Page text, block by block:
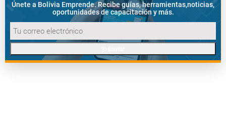
Únete a Bolivia Emprende. Recibe guías, herramientas,noticias,
oportunidades de capacitación y más.